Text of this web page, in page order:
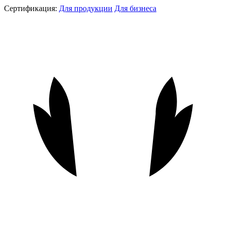
Сертификация: Для продукции Для бизнеса